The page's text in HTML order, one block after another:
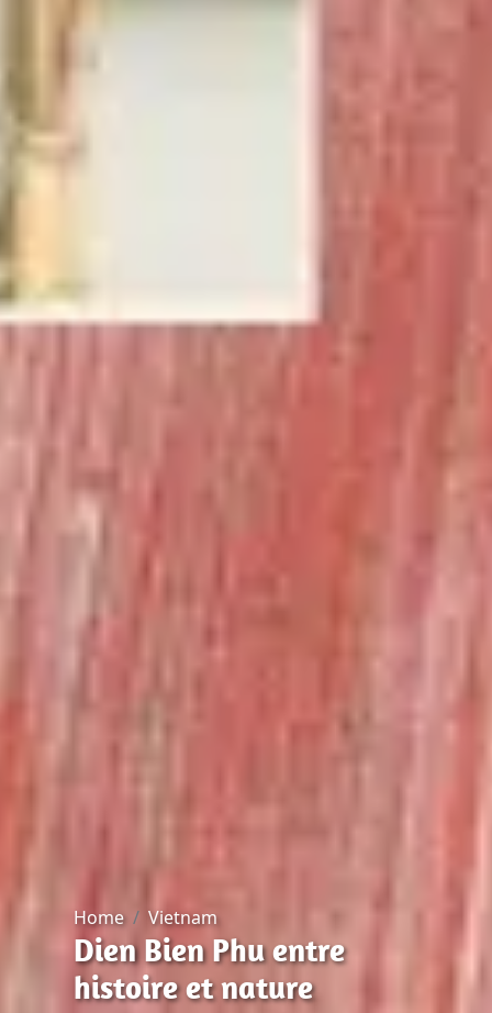
Home Vietnam
Dien Bien Phu entre
histoire et nature